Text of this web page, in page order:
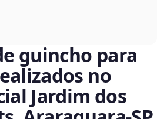
guincho para
no
Jardim dos